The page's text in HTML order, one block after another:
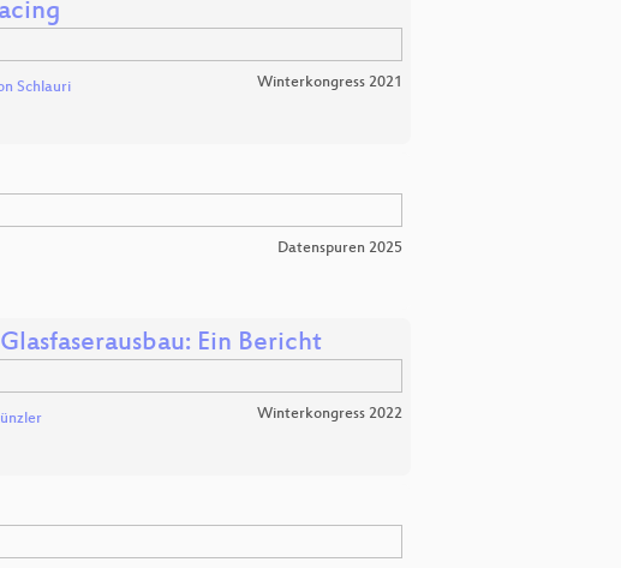
Schlauri Winterkongress 2021
Datenspuren 2025
Ein Bericht
Winterkongress 2022